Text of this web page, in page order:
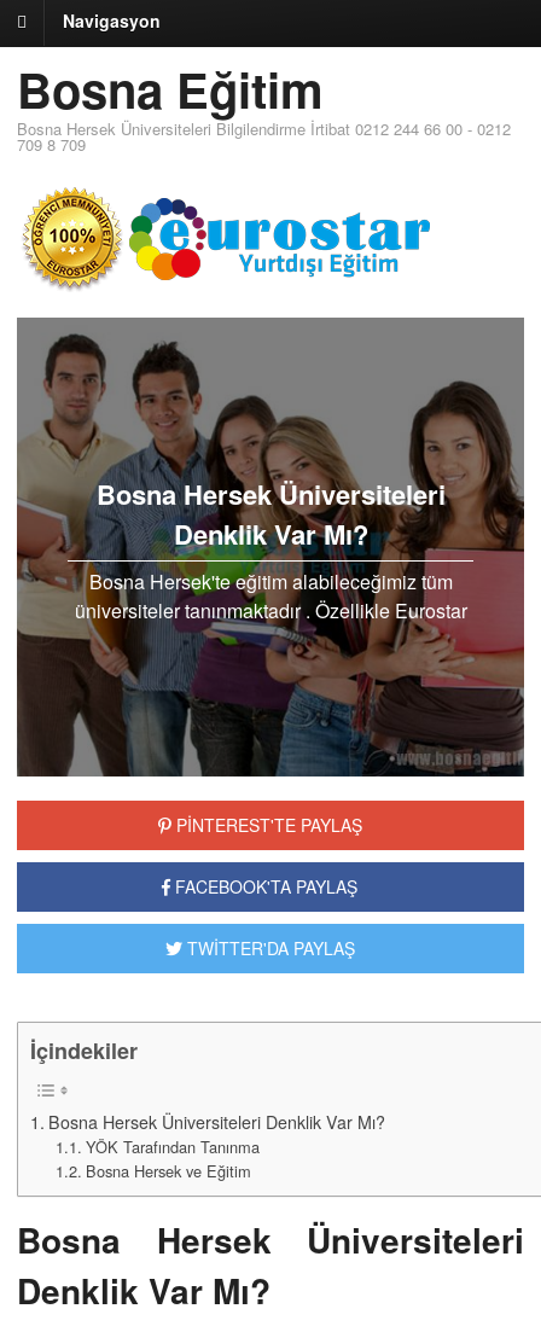
Navigasyon
Bosna Eğitim
Bosna Hersek Üniversiteleri Bilgilendirme İrtibat 0212 244 66 00 - 0212
709 8 709
Bosna Hersek Üniversiteleri
Denklik Var Mı?
Bosna Hersek'te eğitim alabileceğimiz tüm
üniversiteler tanınmaktadır . Özellikle Eurostar
olan üniversiteler kayıt..
PİNTEREST'TE PAYLAŞ
FACEBOOK'TA PAYLAŞ
TWİTTER'DA PAYLAŞ
İçindekiler
Bosna Hersek Üniversiteleri Denklik Var Mı?
YÖK Tarafından Tanınma
Bosna Hersek ve Eğitim
Bosna Hersek Üniversiteleri
Denklik Var Mı?